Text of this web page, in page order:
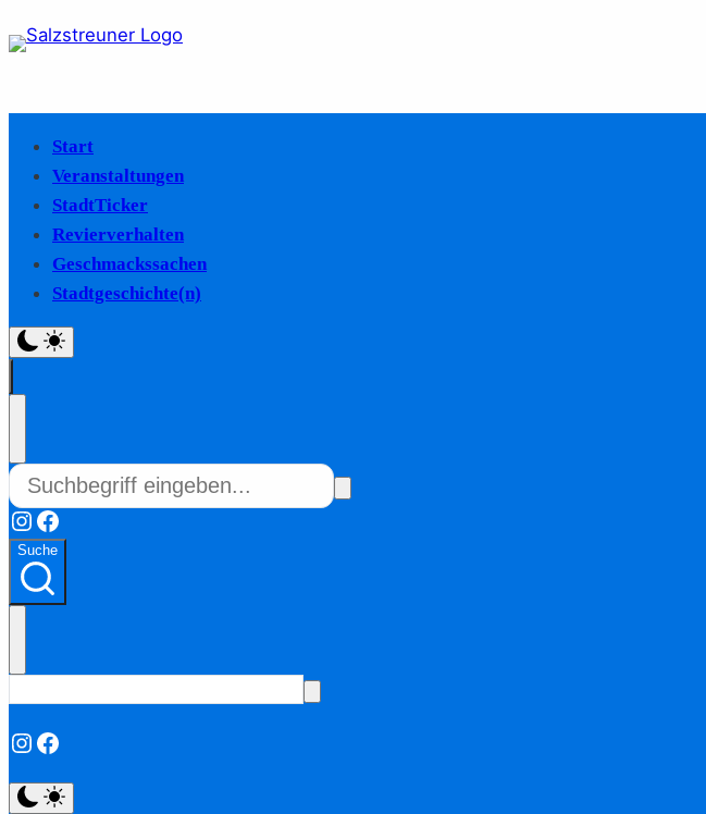
Start
Veranstaltungen
StadtTicker
Revierverhalten
Geschmackssachen
Stadtgeschichte(n)
Instagram
Facebook
Suche
Instagram
Facebook